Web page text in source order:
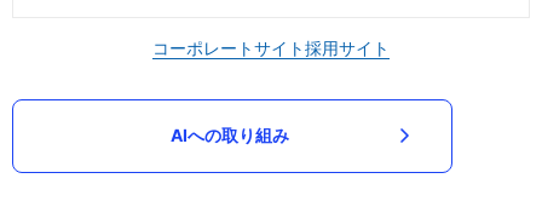
コーポレートサイト採用サイト
AIへの取り組み